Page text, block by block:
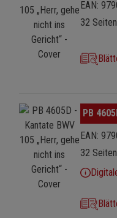
EAN:
32
Bildergalerie PB
EAN:
32